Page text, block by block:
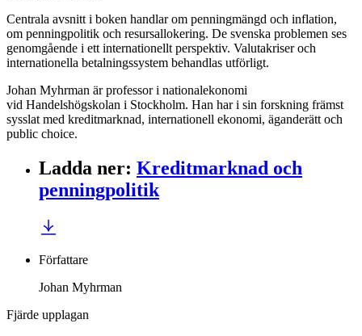
Centrala avsnitt i boken handlar om penningmängd och inflation,
om penningpolitik och resursallokering. De svenska problemen ses
genomgående i ett internationellt perspektiv. Valutakriser och
internationella betalningssystem behandlas utförligt.
Johan Myhrman är professor i nationalekonomi
vid Handelshögskolan i Stockholm. Han har i sin forskning främst
sysslat med kreditmarknad, internationell ekonomi, äganderätt och
public choice.
Ladda ner: Kreditmarknad och
penningpolitik
Författare
Johan Myhrman
Fjärde upplagan